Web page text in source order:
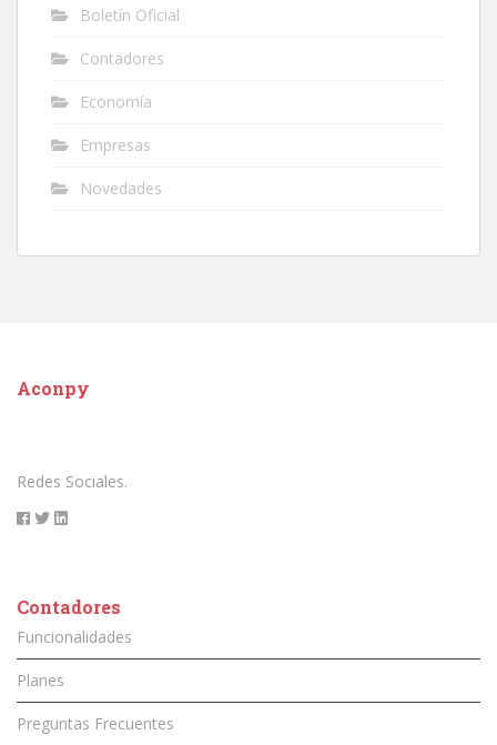
Boletín Oficial
Contadores
Economía
Empresas
Novedades
Aconpy
Redes Sociales.
Contadores
Funcionalidades
Planes
Preguntas Frecuentes